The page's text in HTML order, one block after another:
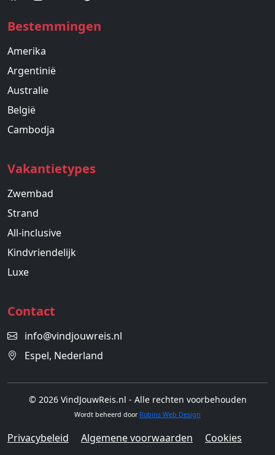
Bestemmingen
Amerika
Argentinië
Australie
België
Cambodja
Vakantietypes
Zwembad
Strand
All-inclusive
Kindvriendelijk
Luxe
Contact
info@vindjouwreis.nl
Espel, Nederland
© 2026 VindJouwReis.nl - Alle rechten voorbehouden
Wordt beheerd door Robins Web Design
Privacybeleid Algemene voorwaarden Cookies